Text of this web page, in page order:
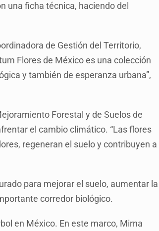
una ficha técnica, haciendo del
de Gestión del Territorio,
Flores de México es una colección
y también de esperanza urbana”,
Forestal y de Suelos de
el cambio climático. “Las flores
regeneran el suelo y contribuyen a
para mejorar el suelo, aumentar la
corredor biológico.
en México. En este marco, Mirna